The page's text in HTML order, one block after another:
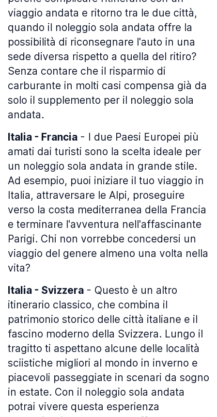
viaggio andata e ritorno tra le due città,
quando il noleggio sola andata offre la
possibilità di riconsegnare l'auto in una
sede diversa rispetto a quella del ritiro?
Senza contare che il risparmio di
carburante in molti casi compensa già da
solo il supplemento per il noleggio sola
andata.
Italia - Francia - I due Paesi Europei più
amati dai turisti sono la scelta ideale per
un noleggio sola andata in grande stile.
Ad esempio, puoi iniziare il tuo viaggio in
Italia, attraversare le Alpi, proseguire
verso la costa mediterranea della Francia
e terminare l'avventura nell'affascinante
Parigi. Chi non vorrebbe concedersi un
viaggio del genere almeno una volta nella
vita?
Italia - Svizzera - Questo è un altro
itinerario classico, che combina il
patrimonio storico delle città italiane e il
fascino moderno della Svizzera. Lungo il
tragitto ti aspettano alcune delle località
sciistiche migliori al mondo in inverno e
piacevoli passeggiate in scenari da sogno
in estate. Con il noleggio sola andata
potrai vivere questa esperienza